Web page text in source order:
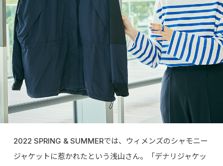
2022 SPRING & SUMMERでは、ウィメンズのシャモニー
ジャケットに惹かれたという浅山さん。「デナリジャケッ